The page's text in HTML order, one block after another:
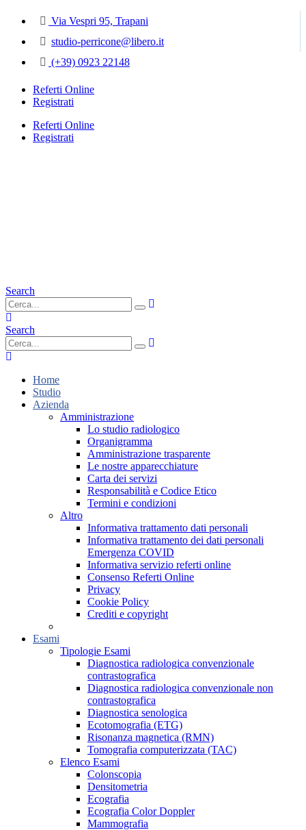
Via Vespri 95, Trapani
studio-perricone@libero.it
(+39) 0923 22148
Referti Online
Registrati
Referti Online
Registrati
Search
Search
Home
Studio
Azienda
Amministrazione
Lo studio radiologico
Organigramma
Amministrazione trasparente
Le nostre apparecchiature
Carta dei servizi
Responsabilità e Codice Etico
Termini e condizioni
Altro
Informativa trattamento dati personali
Informativa trattamento dei dati personali
Emergenza COVID
Informativa servizio referti online
Consenso Referti Online
Privacy
Cookie Policy
Crediti e copyright
Esami
Tipologie Esami
Diagnostica radiologica convenzionale
contrastografica
Diagnostica radiologica convenzionale non
contrastografica
Diagnostica senologica
Ecotomografia (ETG)
Risonanza magnetica (RMN)
Tomografia computerizzata (TAC)
Elenco Esami
Colonscopia
Densitometria
Ecografia
Ecografia Color Doppler
Mammografia